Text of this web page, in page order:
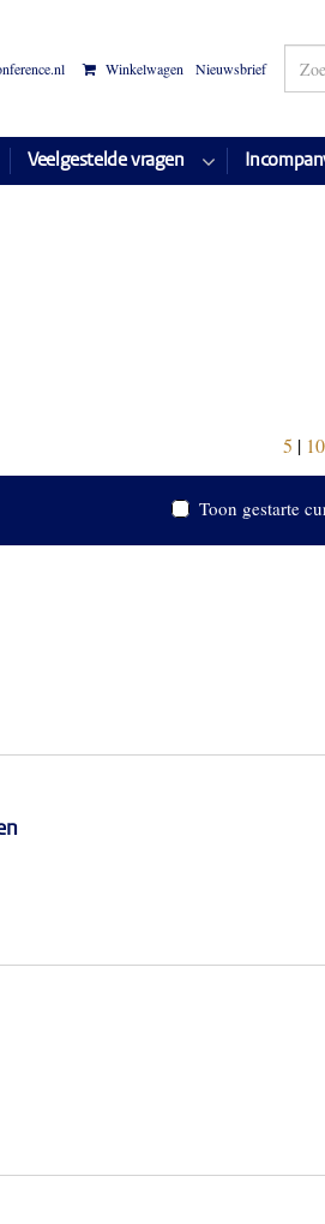
Winkelwagen Nieuwsbrief
Veelgestelde vragen
5 | 10
Toon gestarte